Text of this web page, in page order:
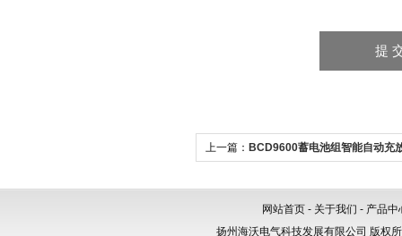
上一篇： BCD9600蓄电池组智能自动充
网站首页 - 关于我们 - 产品中
扬州海沃电气科技发展有限公司 版权